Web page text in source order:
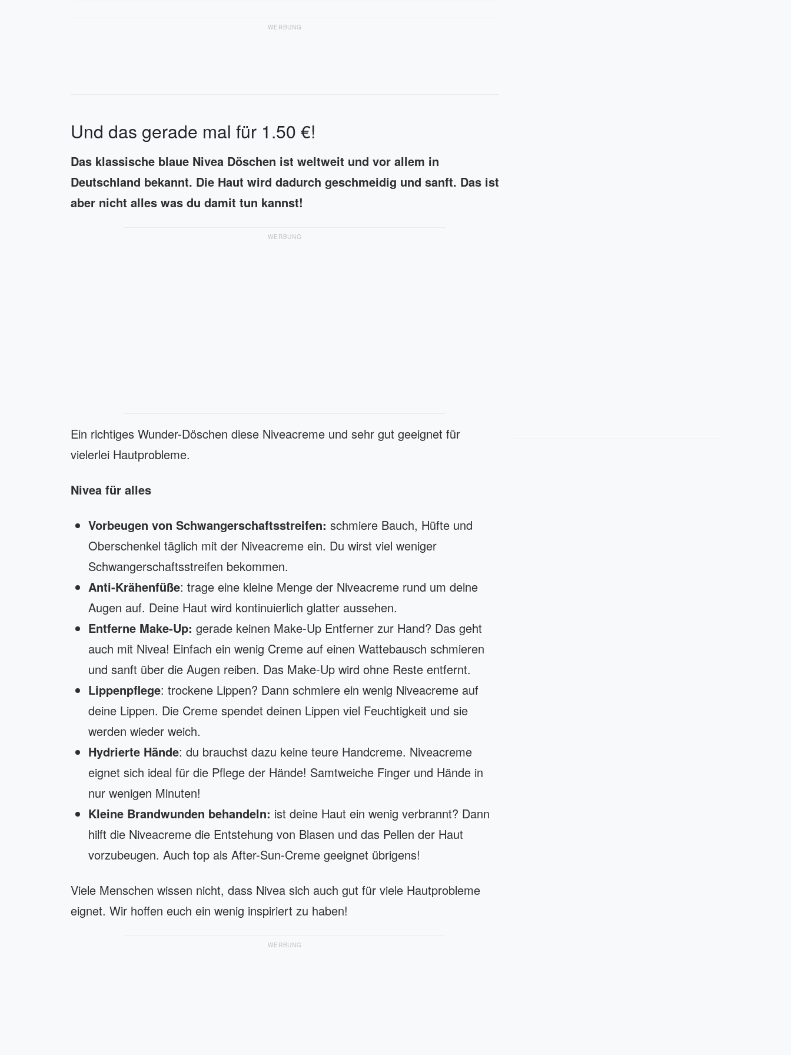
WERBUNG
Und das gerade mal für 1.50 €!
Das klassische blaue Nivea Döschen ist weltweit und vor allem in
Deutschland bekannt. Die Haut wird dadurch geschmeidig und sanft. Das ist
aber nicht alles was du damit tun kannst!
WERBUNG
Ein richtiges Wunder-Döschen diese Niveacreme und sehr gut geeignet für
vielerlei Hautprobleme.
Nivea für alles
Vorbeugen von Schwangerschaftsstreifen: schmiere Bauch, Hüfte und
Oberschenkel täglich mit der Niveacreme ein. Du wirst viel weniger
Schwangerschaftsstreifen bekommen.
Anti-Krähenfüße: trage eine kleine Menge der Niveacreme rund um deine
Augen auf. Deine Haut wird kontinuierlich glatter aussehen.
Entferne Make-Up: gerade keinen Make-Up Entferner zur Hand? Das geht
auch mit Nivea! Einfach ein wenig Creme auf einen Wattebausch schmieren
und sanft über die Augen reiben. Das Make-Up wird ohne Reste entfernt.
Lippenpflege: trockene Lippen? Dann schmiere ein wenig Niveacreme auf
deine Lippen. Die Creme spendet deinen Lippen viel Feuchtigkeit und sie
werden wieder weich.
Hydrierte Hände: du brauchst dazu keine teure Handcreme. Niveacreme
eignet sich ideal für die Pflege der Hände! Samtweiche Finger und Hände in
nur wenigen Minuten!
Kleine Brandwunden behandeln: ist deine Haut ein wenig verbrannt? Dann
hilft die Niveacreme die Entstehung von Blasen und das Pellen der Haut
vorzubeugen. Auch top als After-Sun-Creme geeignet übrigens!
Viele Menschen wissen nicht, dass Nivea sich auch gut für viele Hautprobleme
eignet. Wir hoffen euch ein wenig inspiriert zu haben!
WERBUNG